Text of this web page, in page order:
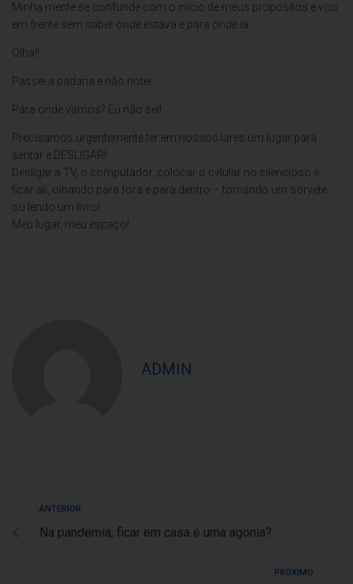
Minha mente se confunde com o início de meus propósitos e vou
em frente sem saber onde estava e para onde ia.
Olha!!
Passei a padaria e não notei.
Para onde vamos? Eu não sei!
Precisamos urgentemente ter em nossos lares um lugar para
sentar e DESLIGAR!
Desligar a TV, o computador, colocar o celular no silencioso e
ficar ali, olhando para fora e para dentro – tomando um sorvete
ou lendo um livro!
Meu lugar, meu espaço!
ADMIN
ANTERIOR
Na pandemia, ficar em casa é uma agonia?
PRÓXIMO